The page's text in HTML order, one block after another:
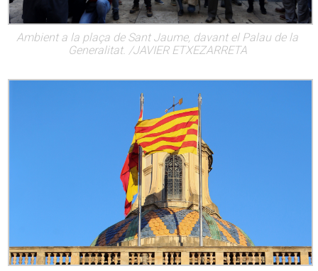
Ambient a la plaça de Sant Jaume, davant el Palau de la
Generalitat. /JAVIER ETXEZARRETA